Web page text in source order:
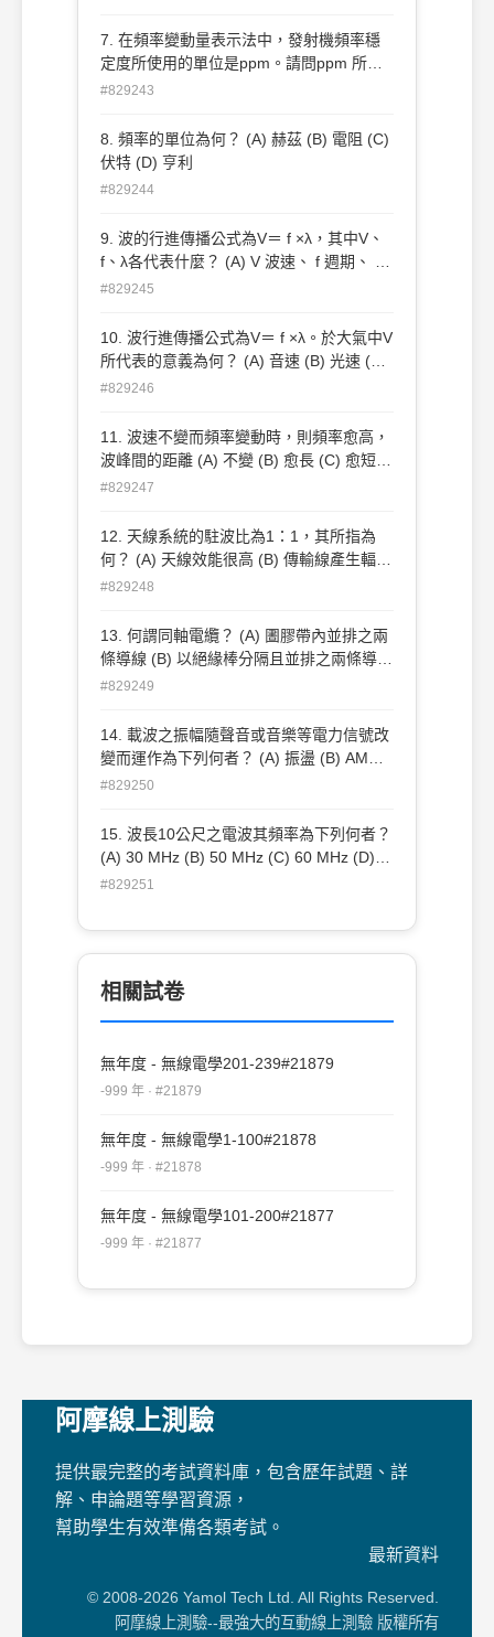
7. 在頻率變動量表示法中，發射機頻率穩
定度所使用的單位是ppm。請問ppm 所代
表的意義為何？ (A) 10-3 (B) 10-6 (C) 10-
#829243
8. 頻率的單位為何？ (A) 赫茲 (B) 電阻 (C)
伏特 (D) 亨利
#829244
9. 波的行進傳播公式為V＝ f ×λ，其中V、
f、λ各代表什麼？ (A) V 波速、 f 週期、 λ
波數 (B) V 波速、 f 頻率、 λ 波長 (C) V 波
λ 安培
#829245
10. 波行進傳播公式為V＝ f ×λ。於大氣中V
所代表的意義為何？ (A) 音速 (B) 光速 (C)
馬赫 (D) rpm（每分鐘幾轉）
#829246
11. 波速不變而頻率變動時，則頻率愈高，
波峰間的距離 (A) 不變 (B) 愈長 (C) 愈短
(D) 以上皆非
#829247
12. 天線系統的駐波比為1：1，其所指為
何？ (A) 天線效能很高 (B) 傳輸線產生輻射
(C) 天線反射功率與其輻射功率相同 (D) 天
#829248
13. 何謂同軸電纜？ (A) 圕膠帶內並排之兩
條導線 (B) 以絕緣棒分隔且並排之兩條導線
(C) 纏繞成螺旋狀之兩條導線 (D) 一芯線置
#829249
14. 載波之振幅隨聲音或音樂等電力信號改
變而運作為下列何者？ (A) 振盪 (B) AM調
#829250
15. 波長10公尺之電波其頻率為下列何者？
(A) 30 MHz (B) 50 MHz (C) 60 MHz (D)
80 MHz
#829251
相關試卷
無年度 - 無線電學201-239#21879
-999 年 · #21879
無年度 - 無線電學1-100#21878
-999 年 · #21878
無年度 - 無線電學101-200#21877
-999 年 · #21877
阿摩線上測驗
提供最完整的考試資料庫，包含歷年試題、詳
解、申論題等學習資源，
幫助學生有效準備各類考試。
最新資料
© 2008-2026 Yamol Tech Ltd. All Rights Reserved.
阿摩線上測驗--最強大的互動線上測驗 版權所有